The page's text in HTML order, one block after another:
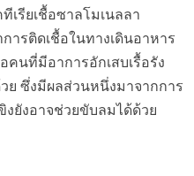
เรียเชื้อซาลโมเนลลา
การติดเชื้อในทางเดินอาหาร
คนที่มีอาการอักเสบเรื้อรัง
ย ซึ่งมีผลส่วนหนึ่งมาจากการ
ยังอาจช่วยขับลมได้ด้วย